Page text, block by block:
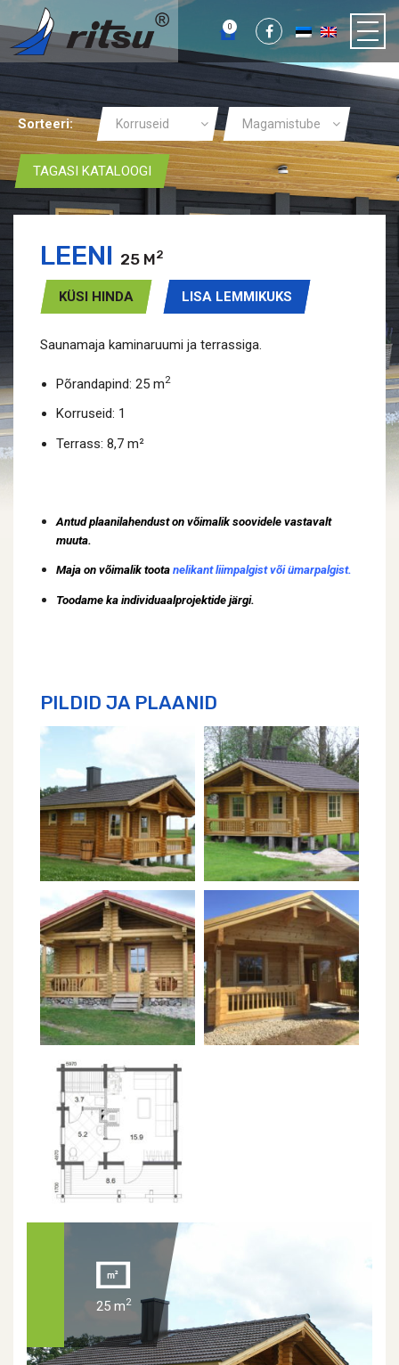
0
Sorteeri: Korruseid Magamistube
TAGASI KATALOOGI
LEENI 25 M2
KÜSI HINDA LISA LEMMIKUKS
Saunamaja kaminaruumi ja terrassiga.
Põrandapind: 25 m2
Korruseid: 1
Terrass: 8,7 m²
Antud plaanilahendust on võimalik soovidele vastavalt
muuta.
Maja on võimalik toota nelikant liimpalgist või ümarpalgist.
Toodame ka individuaalprojektide järgi.
PILDID JA PLAANID
25 m2